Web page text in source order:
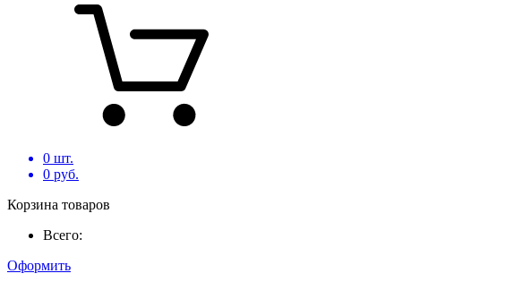
0 шт.
0 руб.
Корзина товаров
Всего:
Оформить